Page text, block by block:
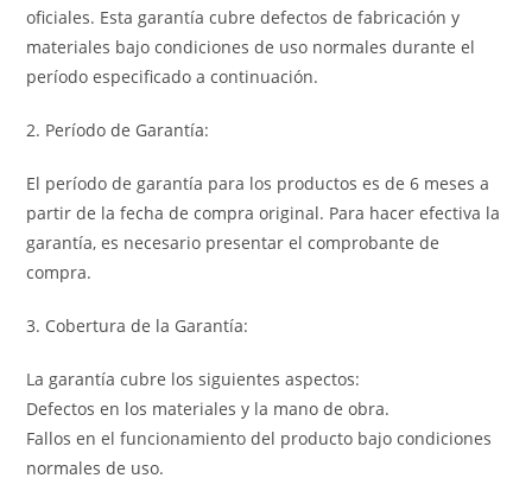
oficiales. Esta garantía cubre defectos de fabricación y
materiales bajo condiciones de uso normales durante el
período especificado a continuación.
2. Período de Garantía:
El período de garantía para los productos es de 6 meses a
partir de la fecha de compra original. Para hacer efectiva la
garantía, es necesario presentar el comprobante de
compra.
3. Cobertura de la Garantía:
La garantía cubre los siguientes aspectos:
Defectos en los materiales y la mano de obra.
Fallos en el funcionamiento del producto bajo condiciones
normales de uso.